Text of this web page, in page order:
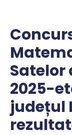
content
Satelor
2025-
județul